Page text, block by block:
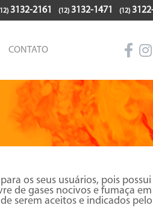
3132-2161 (12)3132-1471 (12)3122-
CONTATO
os seus usuários, pois possui
de gases nocivos e fumaça em
serem aceitos e indicados pelo